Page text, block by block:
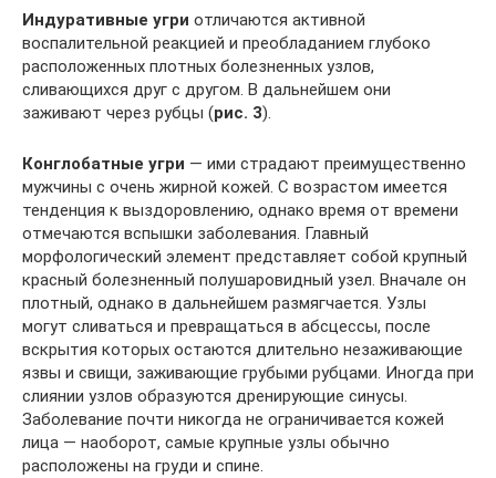
Индуративные угри отличаются активной
воспалительной реакцией и преобладанием глубоко
расположенных плотных болезненных узлов,
сливающихся друг с другом. В дальнейшем они
заживают через рубцы (рис. 3).
Конглобатные угри — ими страдают преимущественно
мужчины с очень жирной кожей. С возрастом имеется
тенденция к выздоровлению, однако время от времени
отмечаются вспышки заболевания. Главный
морфологический элемент представляет собой крупный
красный болезненный полушаровидный узел. Вначале он
плотный, однако в дальнейшем размягчается. Узлы
могут сливаться и превращаться в абсцессы, после
вскрытия которых остаются длительно незаживающие
язвы и свищи, заживающие грубыми рубцами. Иногда при
слиянии узлов образуются дренирующие синусы.
Заболевание почти никогда не ограничивается кожей
лица — наоборот, самые крупные узлы обычно
расположены на груди и спине.